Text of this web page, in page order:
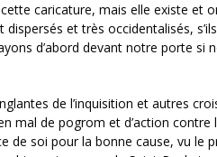
caricature, mais elle existe et
et très occidentalisés,
d’abord devant notre porte si
de l’inquisition et autres
mal de pogrom et d’action
de soi pour la bonne cause, vu le